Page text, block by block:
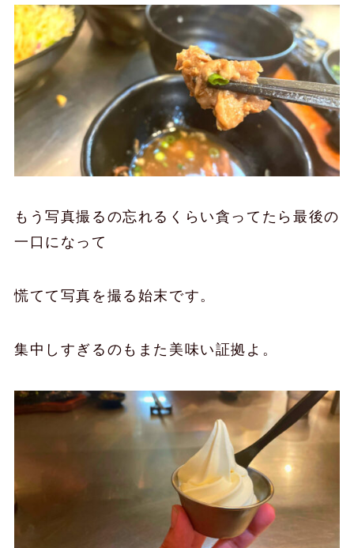
もう写真撮るの忘れるくらい貪ってたら最後の
一口になって
慌てて写真を撮る始末です。
集中しすぎるのもまた美味い証拠よ。